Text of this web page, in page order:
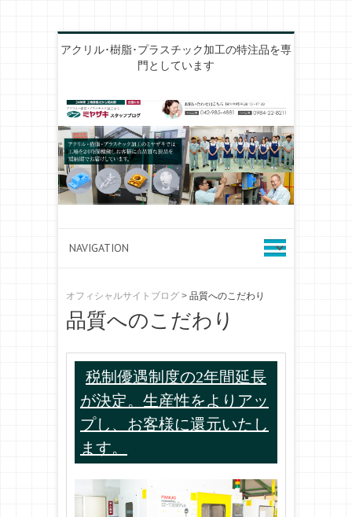
アクリル･樹脂･プラスチック加工の特注品を専
門としています
オフィシャルサイトブログ > 品質へのこだわり
品質へのこだわり
税制優遇制度の2年間延長
が決定。生産性をよりアッ
プし、お客様に還元いたし
ます。